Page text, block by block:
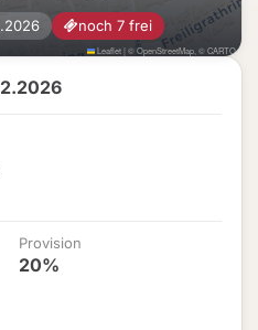
Provision
20%
noch 7 frei
Leaflet|©OpenStreetMap , ©CARTO